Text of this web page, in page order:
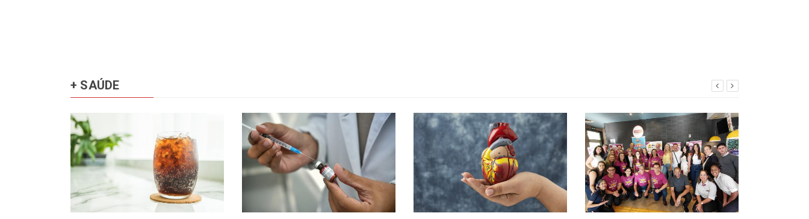
+ SAÚDE